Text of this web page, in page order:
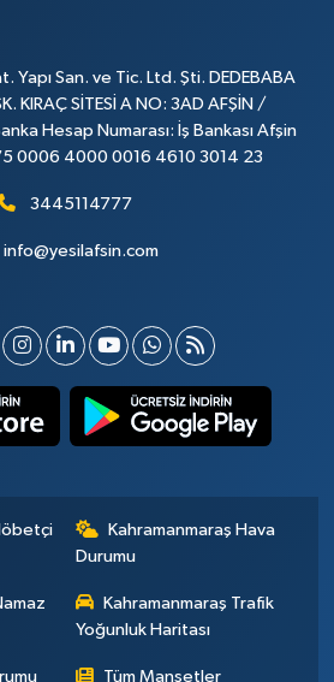
Yapı San. ve Tic. Ltd. Şti. DEDEBABA
KIRAÇ SİTESİ A NO: 3AD AFŞİN /
Hesap Numarası: İş Bankası Afşin
0006 4000 0016 4610 3014 23
3445114777
info@yesilafsin.com
Kahramanmaraş Hava
Durumu
Kahramanmaraş Trafik
Yoğunluk Haritası
Tüm Manşetler